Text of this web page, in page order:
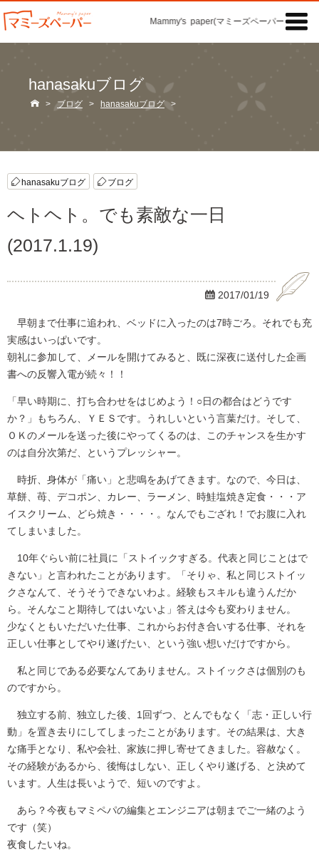
Mammy's paper(マミーズペーパー)の「記事

hanasakuブログ
 > ブログ > hanasakuブログ >
hanasakuブログ ブログ
ヘトヘト。でも素敵な一日
(2017.1.19)
 2017/01/19
早朝まで仕事に追われ、ベッドに入ったのは7時ごろ。それでも充
実感はいっぱいです。
朝礼に参加して、メールを開けてみると、既に深夜に送付した企画
書への反響入電が続々！！
「早い時期に、打ち合わせをはじめよう！○日の都合はどうです
か？」もちろん、ＹＥＳです。うれしいという言葉だけ。そして、
ＯＫのメールを送った後にやってくるのは、このチャンスを生かす
のは自分次第だ、というプレッシャー。
時折、身体が「痛い」と悲鳴をあげてきます。なので、今日は、
草餅、苺、デコポン、カレー、ラーメン、時鮭塩焼き定食・・・ア
イスクリーム、どら焼き・・・・。なんでもござれ！でお腹に入れ
てしまいました。
10年ぐらい前に社員に「ストイックすぎる。代表と同じことはで
きない」と言われたことがあります。「そりゃ、私と同じストイッ
クさなんて、そうそうできないわよ。経験もスキルも違うんだか
ら。そんなこと期待してはいないよ」答えは今も変わりません。
少なくともいただいた仕事、これからお付き合いする仕事、それを
正しい仕事としてやり遂げたい、という強い想いだけですから。
私と同じである必要なんてありません。ストイックさは個別のも
のですから。
独立する前、独立した後、1回ずつ、とんでもなく「志・正しい行
動」を置き去りにしてしまったことがあります。その結果は、大き
な痛手となり、私や会社、家族に押し寄せてきました。容赦なく。
その経験があるから、後悔はしない、正しくやり遂げる、と決めて
います。人生は長いようで、短いのですよ。
あら？今夜もマミペパの編集とエンジニアは朝までご一緒のよう
です（笑）
夜食したいね。